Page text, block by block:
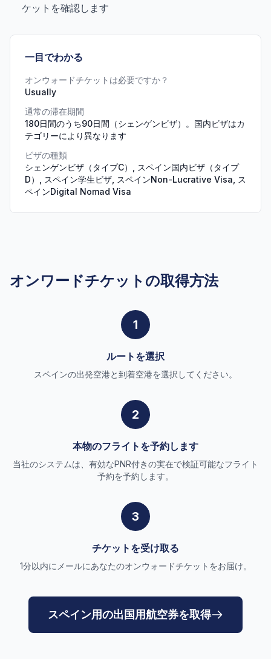
ケットを確認します
一目でわかる
オンウォードチケットは必要ですか？
Usually
通常の滞在期間
180日間のうち90日間（シェンゲンビザ）。国内ビザはカ
テゴリーにより異なります
ビザの種類
シェンゲンビザ（タイプC）, スペイン国内ビザ（タイプ
D）, スペイン学生ビザ, スペインNon-Lucrative Visa, ス
ペインDigital Nomad Visa
オンワードチケットの取得方法
1
ルートを選択
スペインの出発空港と到着空港を選択してください。
2
本物のフライトを予約します
当社のシステムは、有効なPNR付きの実在で検証可能なフライト
予約を予約します。
3
チケットを受け取る
1分以内にメールにあなたのオンウォードチケットをお届け。
スペイン用の出国用航空券を取得